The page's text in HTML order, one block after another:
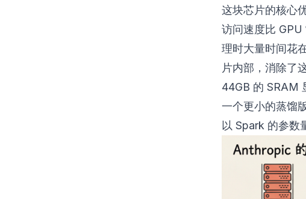
这块芯片的核心
访问速度比
理时大量时间花
片内部，消除了
44GB 的 SRAM
一个更小的蒸馏
以 Spark 的参数